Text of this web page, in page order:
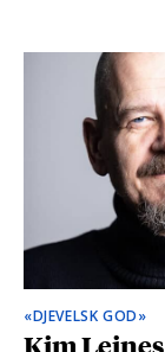
«DJEVELSK GOD»
Kim